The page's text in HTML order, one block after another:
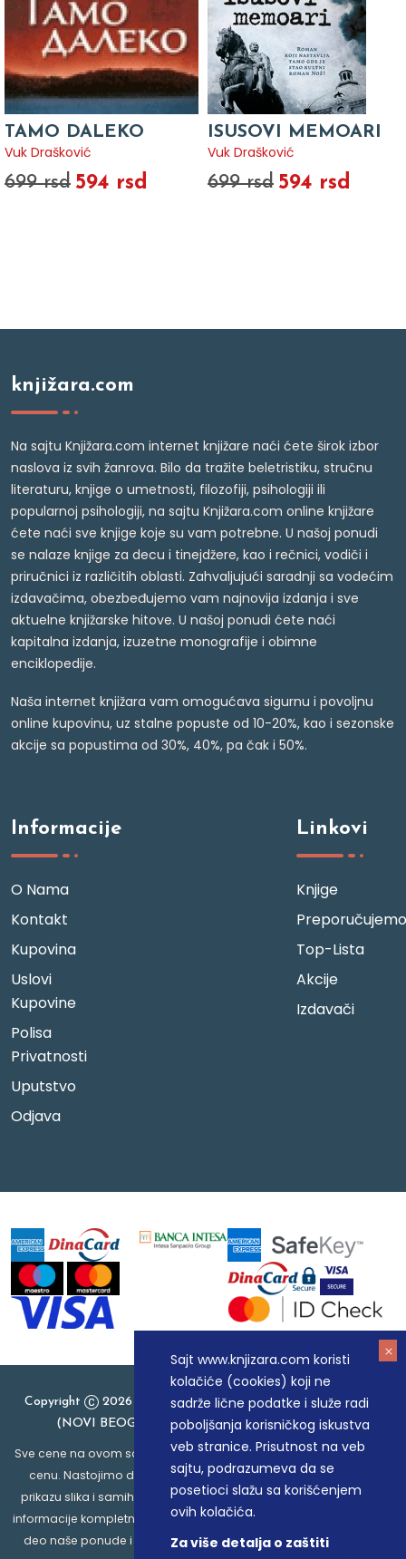
Sajt www.knjizara.com koristi
kolačiće (cookies) koji ne
sadrže lične podatke i služe radi
poboljšanja korisničkog iskustva
veb stranice. Prisutnost na veb
sajtu, podrazumeva da se
posetioci slažu sa korišćenjem
ovih kolačića.
Za više detalja o zaštiti
TAMO DALEKO
Vuk Drašković
699 rsd 594 rsd
ISUSOVI MEMOARI
Vuk Drašković
699 rsd 594 rsd
knjižara.com
Na sajtu Knjižara.com internet knjižare naći ćete širok izbor
naslova iz svih žanrova. Bilo da tražite beletristiku, stručnu
literaturu, knjige o umetnosti, filozofiji, psihologiji ili
popularnoj psihologiji, na sajtu Knjižara.com online knjižare
ćete naći sve knjige koje su vam potrebne. U našoj ponudi
se nalaze knjige za decu i tinejdžere, kao i rečnici, vodiči i
priručnici iz različitih oblasti. Zahvaljujući saradnji sa vodećim
izdavačima, obezbeđujemo vam najnovija izdanja i sve
aktuelne knjižarske hitove. U našoj ponudi ćete naći
kapitalna izdanja, izuzetne monografije i obimne
enciklopedije.
Naša internet knjižara vam omogućava sigurnu i povoljnu
online kupovinu, uz stalne popuste od 10-20%, kao i sezonske
akcije sa popustima od 30%, 40%, pa čak i 50%.
Informacije
O Nama
Kontakt
Kupovina
Uslovi
Kupovine
Polisa
Privatnosti
Uputstvo
Odjava
Linkovi
Knjige
Preporučujemo
Top-Lista
Akcije
Izdavači
Copyright
2026 Knjizara.com - MAKART DOO BEOGRAD
(NOVI BEOGRAD), PIB: 105184104, MB: 20337524
Sve cene na ovom sajtu iskazane su u dinarima. PDV je uračunat u
cenu. Nastojimo da budemo što precizniji u opisu proizvoda,
prikazu slika i samih cena, ali ne možemo garantovati da su sve
informacije kompletne i bez grešaka. Svi artikli prikazani na sajtu su
deo naše ponude i ne podrazumeva da su dostupni u svakom